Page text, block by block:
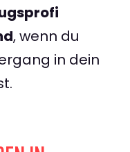
, wenn du
in dein